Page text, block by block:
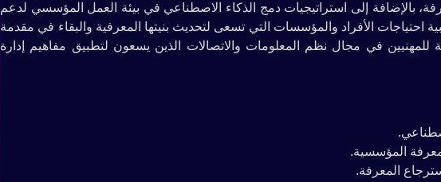
بالإضافة إلى استراتيجيات دمج الذكاء الاصطناعي في بيئة العمل المؤسسي لدعم
احتياجات الأفراد والمؤسسات التي تسعى لتحديث بنيتها المعرفية والبقاء في مقدمة
للمهنيين في مجال نظم المعلومات والاتصالات الذين يسعون لتطبيق مفاهيم إدارة
المؤسسية.
المعرفة.